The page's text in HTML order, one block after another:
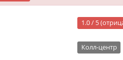
1.0 / 5
Колл-центр